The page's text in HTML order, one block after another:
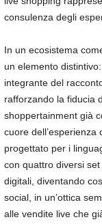
consulenza degli
In un ecosistema
un elemento
integrante del
rafforzando la fiducia
shoppertainment già
cuore dell’esperienza
progettato per i
con quattro diversi
digitali, diventando
social, in un’ottica
alle vendite live che